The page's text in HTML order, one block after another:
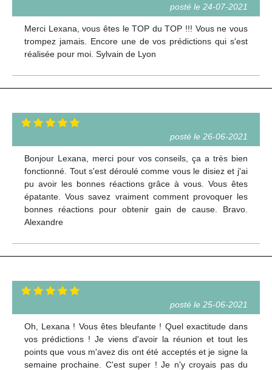
posté le 24-07-2021
Merci Lexana, vous êtes le TOP du TOP !!! Vous ne vous
trompez jamais. Encore une de vos prédictions qui s'est
réalisée pour moi. Sylvain de Lyon
posté le 26-06-2021
Bonjour Lexana, merci pour vos conseils, ça a très bien
fonctionné. Tout s'est déroulé comme vous le disiez et j'ai
pu avoir les bonnes réactions grâce à vous. Vous êtes
épatante. Vous savez vraiment comment provoquer les
bonnes réactions pour obtenir gain de cause. Bravo.
Alexandre
posté le 25-06-2021
Oh, Lexana ! Vous êtes bleufante ! Quel exactitude dans
vos prédictions ! Je viens d'avoir la réunion et tout les
points que vous m'avez dis ont été acceptés et je signe la
semaine prochaine. C'est super ! Je n'y croyais pas du